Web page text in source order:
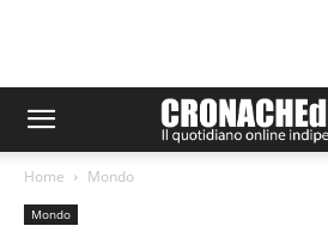
Home Mondo
Mondo